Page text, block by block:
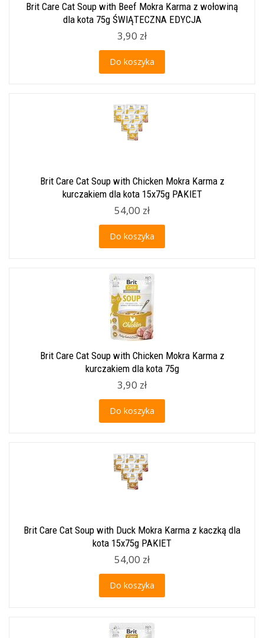
Brit Care Cat Soup with Beef Mokra Karma z wołowiną
dla kota 75g ŚWIĄTECZNA EDYCJA
3,90 zł
Do koszyka
Brit Care Cat Soup with Chicken Mokra Karma z
kurczakiem dla kota 15x75g PAKIET
54,00 zł
Do koszyka
Brit Care Cat Soup with Chicken Mokra Karma z
kurczakiem dla kota 75g
3,90 zł
Do koszyka
Brit Care Cat Soup with Duck Mokra Karma z kaczką dla
kota 15x75g PAKIET
54,00 zł
Do koszyka